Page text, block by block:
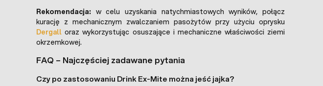
Rekomendacja: w celu uzyskania natychmiastowych wyników, połącz
kurację z mechanicznym zwalczaniem pasożytów przy użyciu oprysku
Dergall oraz wykorzystując osuszające i mechaniczne właściwości ziemi
okrzemkowej.
FAQ – Najczęściej zadawane pytania
Czy po zastosowaniu Drink Ex-Mite można jeść jajka?